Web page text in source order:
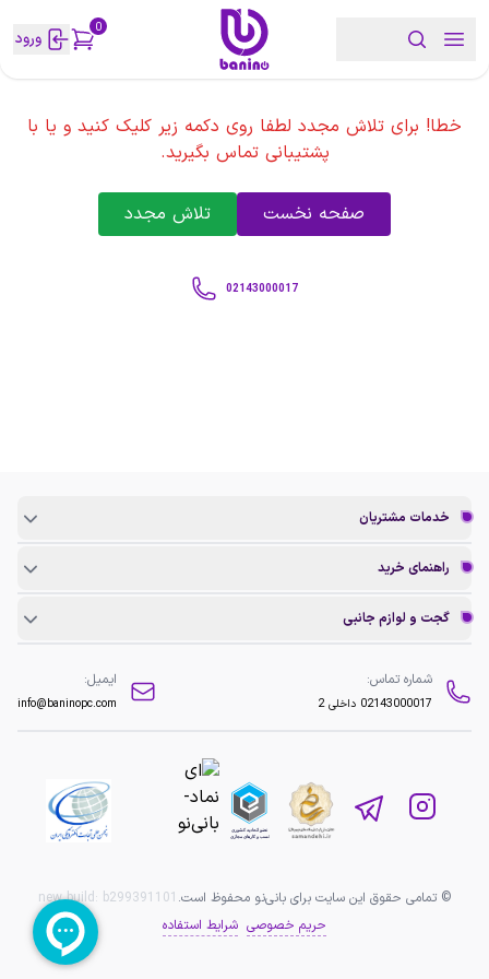
0 ورود
خطا! برای تلاش مجدد لطفا روی دکمه زیر کلیک کنید و یا با
پشتیبانی تماس بگیرید.
صفحه نخست تلاش مجدد
02143000017
خدمات مشتریان
راهنمای خرید
گجت و لوازم جانبی
شماره تماس:
02143000017 داخلی 2
ایمیل:
info@baninopc.com
© تمامی حقوق این سایت برای بانی‌نو محفوظ است. new build: b299391101
حریم خصوصی شرایط استفاده